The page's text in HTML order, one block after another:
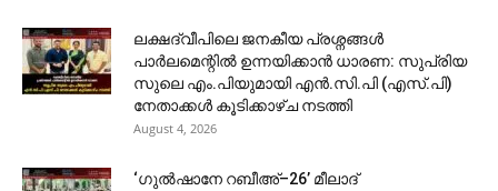
ലക്ഷദ്വീപിലെ ജനകീയ പ്രശ്നങ്ങൾ
പാർലമെന്റിൽ ഉന്നയിക്കാൻ ധാരണ: സുപ്രിയ
സുലെ എം.പിയുമായി എൻ.സി.പി (എസ്.പി)
നേതാക്കൾ കൂടിക്കാഴ്ച നടത്തി
August 4, 2026
‘ഗുൽഷാനേ റബീഅ്–26’ മീലാദ്